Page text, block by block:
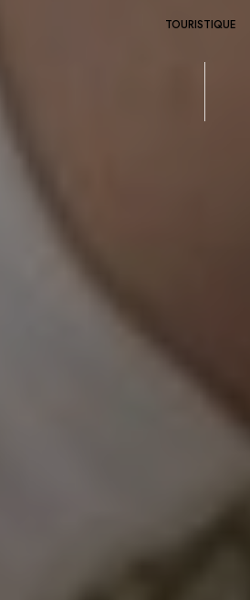
TOURISTIQUE